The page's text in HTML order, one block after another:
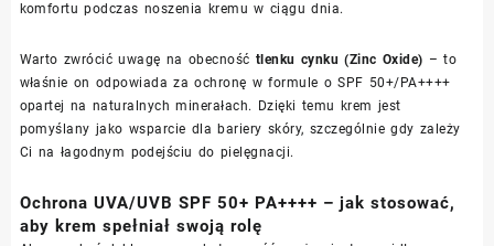
komfortu podczas noszenia kremu w ciągu dnia.
Warto zwrócić uwagę na obecność tlenku cynku (Zinc Oxide) – to
właśnie on odpowiada za ochronę w formule o SPF 50+/PA++++
opartej na naturalnych minerałach. Dzięki temu krem jest
pomyślany jako wsparcie dla bariery skóry, szczególnie gdy zależy
Ci na łagodnym podejściu do pielęgnacji.
Ochrona UVA/UVB SPF 50+ PA++++ – jak stosować,
aby krem spełniał swoją rolę